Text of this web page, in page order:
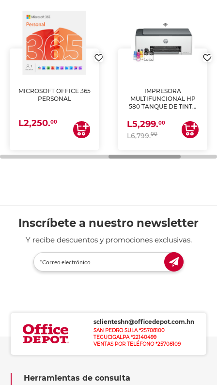
MICROSOFT OFFICE 365
PERSONAL
L2,250.00
IMPRESORA
MULTIFUNCIONAL HP
580 TANQUE DE TINTA
ESCANEA)
L5,299.00
L6,799.00
Inscríbete a nuestro newsletter
Y recibe descuentos y promociones exclusivas.
sclienteshn@officedepot.com.hn
SAN PEDRO SULA *25708100
TEGUCIGALPA *22140499
VENTAS POR TELÉFONO *25708109
Herramientas de consulta